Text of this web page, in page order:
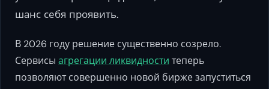
шанс себя проявить.
В 2026 году решение существенно созрело.
Сервисы агрегации ликвидности теперь
позволяют совершенно новой бирже запуститься